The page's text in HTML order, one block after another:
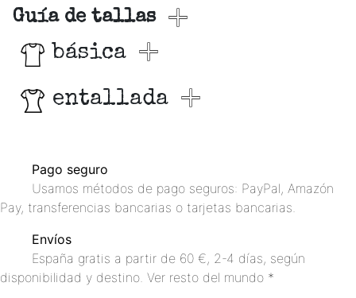
Guía de tallas
básica
entallada
Pago seguro
Usamos métodos de pago seguros: PayPal, Amazón
Pay, transferencias bancarias o tarjetas bancarias.
Envíos
España gratis a partir de 60 €, 2-4 días, según
disponibilidad y destino. Ver resto del mundo *